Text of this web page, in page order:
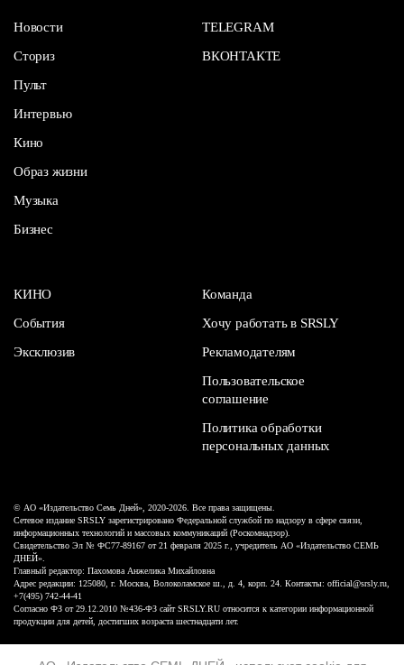
Новости
Сториз
Пульт
Интервью
Кино
Образ жизни
Музыка
Бизнес
TELEGRAM
ВКОНТАКТЕ
КИНО
События
Эксклюзив
Команда
Хочу работать в SRSLY
Рекламодателям
Пользовательское
соглашение
Политика обработки
персональных данных
© АО «Издательство Семь Дней», 2020-2026. Все права защищены.
Сетевое издание SRSLY зарегистрировано Федеральной службой по надзору в сфере связи,
информационных технологий и массовых коммуникаций (Роскомнадзор).
Свидетельство Эл № ФС77-89167 от 21 февраля 2025 г., учредитель АО «Издательство СЕМЬ
ДНЕЙ».
Главный редактор: Пахомова Анжелика Михайловна
Адрес редакции: 125080, г. Москва, Волоколамское ш., д. 4, корп. 24. Контакты: official@srsly.ru,
+7(495) 742-44-41
Согласно ФЗ от 29.12.2010 №436-ФЗ сайт SRSLY.RU относится к категории информационной
продукции для детей, достигших возраста шестнадцати лет.